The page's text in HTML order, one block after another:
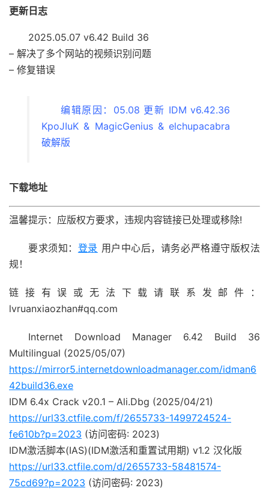
更新日志
2025.05.07 v6.42 Build 36
– 解决了多个网站的视频识别问题
– 修复错误
编辑原因：05.08 更新 IDM v6.42.36
KpoJIuK & MagicGenius & elchupacabra
破解版
下载地址
温馨提示：应版权方要求，违规内容链接已处理或移除!
要求须知： 登录 用户中心后，请务必严格遵守版权法
规！
链接有误或无法下载请联系发邮件：
lvruanxiaozhan#qq.com
Internet Download Manager 6.42 Build 36
Multilingual (2025/05/07)
https://mirror5.internetdownloadmanager.com/idman6
42build36.exe
IDM 6.4x Crack v20.1 – Ali.Dbg (2025/04/21)
https://url33.ctfile.com/f/2655733-1499724524-
fe610b?p=2023 (访问密码: 2023)
IDM激活脚本(IAS)(IDM激活和重置试用期) v1.2 汉化版
https://url33.ctfile.com/d/2655733-58481574-
75cd69?p=2023 (访问密码: 2023)